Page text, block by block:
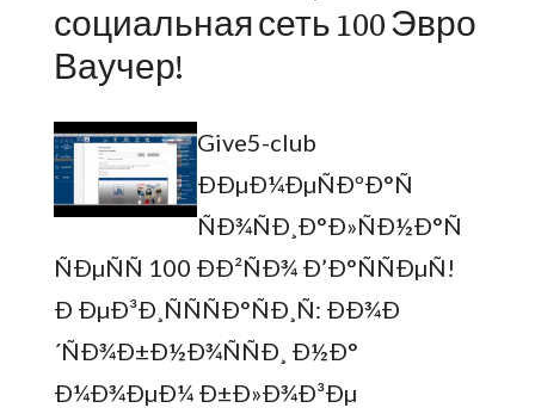
социальная сеть 100 Эвро
Ваучер!
Give5-club
ÐÐµÐ¼ÐµÑÐºÐ°Ñ
ÑÐ¾ÑÐ¸Ð°Ð»ÑÐ½Ð°Ñ
ÑÐµÑÑ 100 Ð­Ð²ÑÐ¾ Ð’Ð°ÑÑÐµÑ!
Ð ÐµÐ³Ð¸ÑÑÑÐ°ÑÐ¸Ñ: ÐÐ¾Ð
´ÑÐ¾Ð±Ð½Ð¾ÑÑÐ¸ Ð½Ð°
Ð¼Ð¾ÐµÐ¼ Ð±Ð»Ð¾Ð³Ðµ